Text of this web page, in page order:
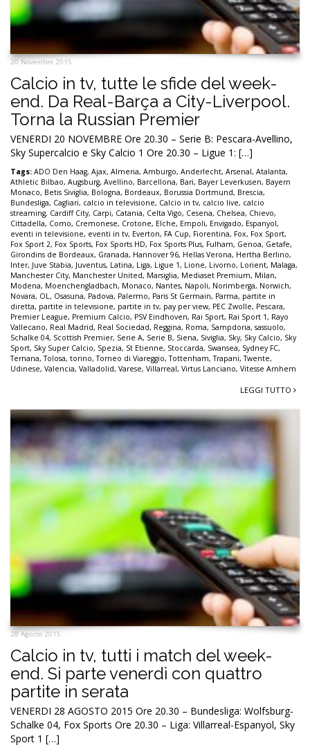
20 Novembre 2015
Calcio in tv, tutte le sfide del week-
end. Da Real-Barça a City-Liverpool.
Torna la Russian Premier
VENERDI 20 NOVEMBRE Ore 20.30 – Serie B: Pescara-Avellino,
Sky Supercalcio e Sky Calcio 1 Ore 20.30 – Ligue 1: […]
Tags: ADO Den Haag, Ajax, Almeria, Amburgo, Anderlecht, Arsenal, Atalanta,
Athletic Bilbao, Augsburg, Avellino, Barcellona, Bari, Bayer Leverkusen, Bayern
Monaco, Betis Siviglia, Bologna, Bordeaux, Borussia Dortmund, Brescia,
Bundesliga, Cagliari, calcio in televisione, Calcio in tv, calcio live, calcio
streaming, Cardiff City, Carpi, Catania, Celta Vigo, Cesena, Chelsea, Chievo,
Cittadella, Como, Cremonese, Crotone, Elche, Empoli, Envigado, Espanyol,
eventi in televisione, eventi in tv, Everton, FA Cup, Fiorentina, Fox, Fox Sport,
Fox Sport 2, Fox Sports, Fox Sports HD, Fox Sports Plus, Fulham, Genoa, Getafe,
Girondins de Bordeaux, Granada, Hannover 96, Hellas Verona, Hertha Berlino,
Inter, Juve Stabia, Juventus, Latina, Liga, Ligue 1, Lione, Livorno, Lorient, Malaga,
Manchester City, Manchester United, Marsiglia, Mediaset Premium, Milan,
Modena, Moenchengladbach, Monaco, Nantes, Napoli, Norimberga, Norwich,
Novara, OL , Osasuna, Padova, Palermo, Paris St Germain, Parma, partite in
diretta, partite in televisione, partite in tv, pay per view, PEC Zwolle, Pescara,
Premier League, Premium Calcio, PSV Eindhoven, Rai Sport, Rai Sport 1, Rayo
Vallecano, Real Madrid, Real Sociedad, Reggina, Roma, Sampdoria, sassuolo,
Schalke 04, Scottish Premier, Serie A, Serie B, Siena, Siviglia, Sky, Sky Calcio, Sky
Sport, Sky Super Calcio, Spezia, St Etienne, Stoccarda, Swansea, Sydney FC,
Ternana,Tolosa, torino,Torneo di Viareggio,Tottenham,Trapani,Twente,
Udinese, Valencia, Valladolid, Varese, Villarreal, Virtus Lanciano, Vitesse Arnhem
LEGGI TUTTO
28 Agosto 2015
Calcio in tv, tutti i match del week-
end. Si parte venerdì con quattro
partite in serata
VENERDI 28 AGOSTO 2015 Ore 20.30 – Bundesliga: Wolfsburg-
Schalke 04, Fox Sports Ore 20.30 – Liga: Villarreal-Espanyol, Sky
Sport 1 […]